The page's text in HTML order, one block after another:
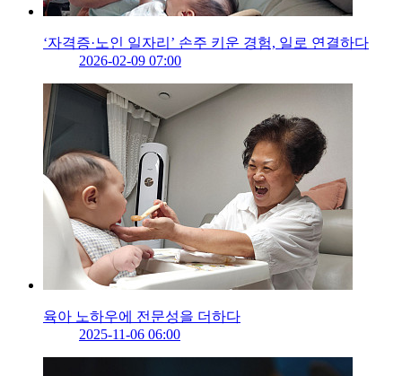
‘자격증·노인 일자리’ 손주 키운 경험, 일로 연결하다
2026-02-09 07:00
육아 노하우에 전문성을 더하다
2025-11-06 06:00